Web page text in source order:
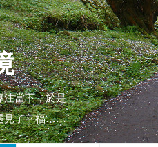
注當下，於是
見了幸福……